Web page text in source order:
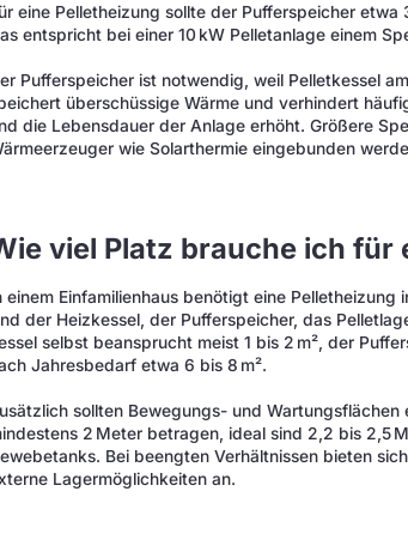
eine Pelletheizung sollte der Pufferspeicher
entspricht bei einer 10 kW Pelletanlage einem
Pufferspeicher ist notwendig, weil Pelletkessel
überschüssige Wärme und verhindert
die Lebensdauer der Anlage erhöht. Größere
wie Solarthermie eingebunden
viel Platz brauche ich für
einem Einfamilienhaus benötigt eine
der Heizkessel, der Pufferspeicher, das
selbst beansprucht meist 1 bis 2 m², der
Jahresbedarf etwa 6 bis 8 m².
sollten Bewegungs- und Wartungsflächen
2 Meter betragen, ideal sind 2,2 bis 2,5
Bei beengten Verhältnissen bieten
Lagermöglichkeiten an.